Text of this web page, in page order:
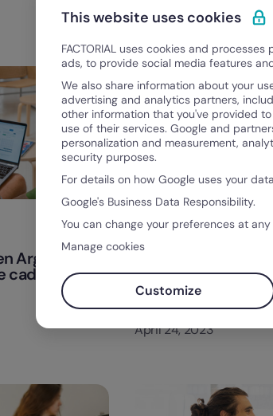
April 24, 2023
Argentina:
cada uno
Categorias
Gestión del Talento
situación laboral
Factorial
April 24, 2023
This website uses cookies
FACTORIAL uses cookies and
ads, to provide social media features
We also share information about your
advertising and analytics partners,
other information that you've provided
use of their services. Google and
personalization and measurement,
security purposes.
For details on how Google uses your
Google's Business Data Responsibility.
You can change your preferences at
Manage cookies
Customize